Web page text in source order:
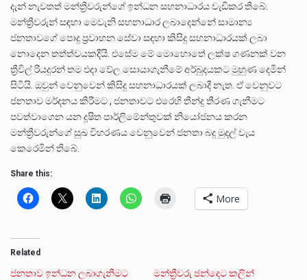
දැන් නැවතත් මන්ත්‍රීවරුන්ගේ ඉන්ධන සහනාධාරය වැඩිකර තිබේ.
මන්ත්‍රීවරුන් සඳහා මෙවැනි සහනාධාර ලබාදෙන්නේ සාමාන්‍ය
ජනතාවගේ පොදු ප්‍රවාහන සේවා සඳහා කිසිදු සහනාධාරයක් ලබා
නොදෙන තත්ත්වයකදීයි. එසේම මේ මොහොතේ ලක්ෂ ගණනක් වන
ත්‍රීවිල් රියදුරන් තම එදා වේල සොයාගැනීමේ අර්බුදයකට මුහුණ දෙමින්
සිටියි. ඔවුන් වෙනුවෙන් කිසිදු සහනාධාරයක් ලබාදී නැත. ඒ වෙනුවට
ජනතාව මර්දනය කිරීමට , ජනතාවට එරෙහි තීන්දු තීරණ ගැනීමට
පවත්වාගෙන යන දූෂිත පාර්ලිමේන්තුවක් නියෝජනය කරන
මන්ත්‍රීවරුන්ගේ සුඛ විහරණය වෙනුවෙන් ජනතා බදු මුදල් වැය
කෙරෙමින් තිබේ.
Share this:
More
Related
ජනතාව ඉන්ධන ලබාගැනීමට
මන්ත්‍රීවරු ඡන්දෙට කලින්